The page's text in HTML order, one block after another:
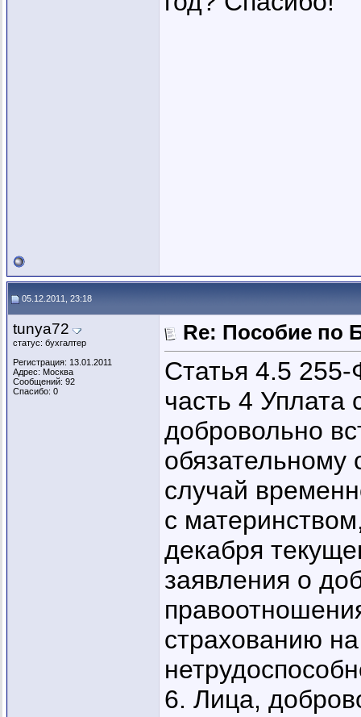
05.12.2011, 23:18
tunya72
статус: бухгалтер
Регистрация: 13.01.2011
Адрес: Москва
Сообщений: 92
Спасибо: 0
Re: Пособие по
Статья 4.5
часть 4 Уплата
добровольно
обязательному
случай
с
декабря
заявления о
страхованию
6. Лица,